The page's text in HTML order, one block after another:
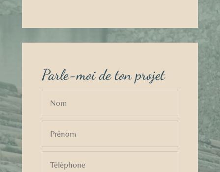
Parle-moi de ton projet